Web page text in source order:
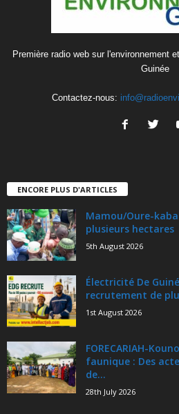
Première radio web sur l'environnement
Guinée
Contactez-nous:
ENCORE PLUS D'ARTICLES
Mamou/Oure-
plusieurs hectares
5th August 2026
Électricité De
recrutement de
1st August 2026
FORECARIAH-
faunique : Des
de...
28th July 2026